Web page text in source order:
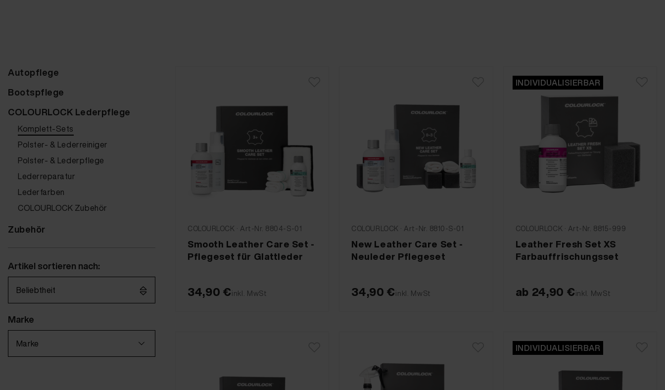
Autopflege
Bootspflege
COLOURLOCK Lederpflege
Komplett-Sets
Polster- & Lederreiniger
Polster- & Lederpflege
Lederreparatur
Lederfarben
COLOURLOCK Zubehör
Zubehör
Artikel sortieren nach:
Beliebtheit
Marke
Marke
COLOURLOCK · Art-Nr. 8804-S-01
Smooth Leather Care Set -
Pflegeset für Glattleder
34,90 €inkl. MwSt
COLOURLOCK · Art-Nr. 8810-S-01
New Leather Care Set -
Neuleder Pflegeset
34,90 €inkl. MwSt
INDIVIDUALISIERBAR
COLOURLOCK · Art-Nr. 8815-999
Leather Fresh Set XS
Farbauffrischungsset
ab 24,90 €inkl. MwSt
INDIVIDUALISIERBAR